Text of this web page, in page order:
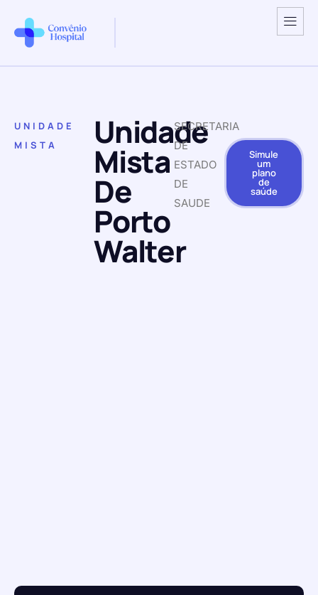
UNIDADE
MISTA
Unidade
Mista
De
Porto
Walter
SECRETARIA
DE
ESTADO
DE
SAUDE
Simule
um
plano
de
saúde